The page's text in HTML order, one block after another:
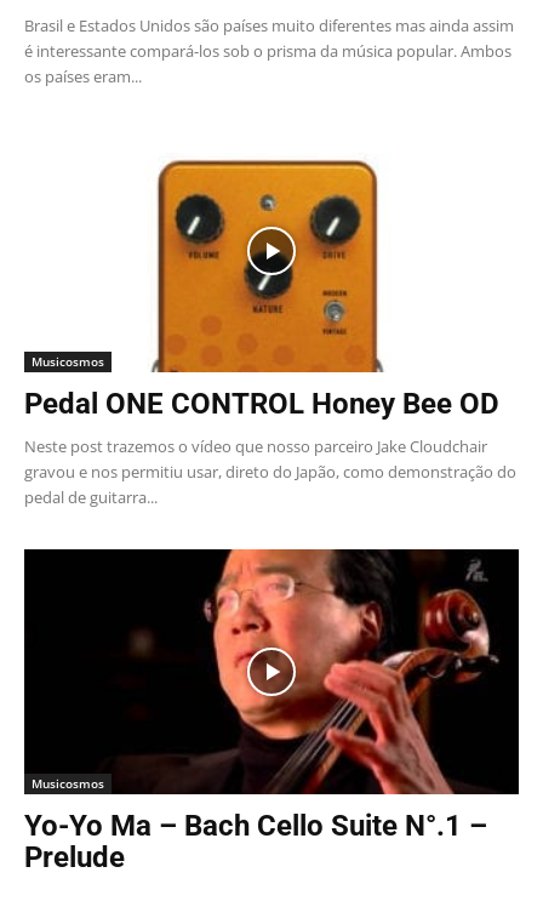
Brasil e Estados Unidos são países muito diferentes mas ainda assim
é interessante compará-los sob o prisma da música popular. Ambos
os países eram...
Musicosmos
Pedal ONE CONTROL Honey Bee OD
Neste post trazemos o vídeo que nosso parceiro Jake Cloudchair
gravou e nos permitiu usar, direto do Japão, como demonstração do
pedal de guitarra...
Musicosmos
Yo-Yo Ma – Bach Cello Suite N°.1 –
Prelude